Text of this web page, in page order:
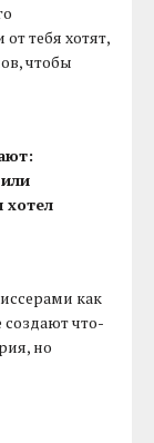
тебя хотят,
чтобы
хотел
как
что-
но